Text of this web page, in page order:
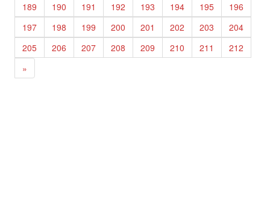
189
190 191 192 193 194 195
196
197
198 199 200 201 202 203
204
205
206 207 208 209 210 211
212
»